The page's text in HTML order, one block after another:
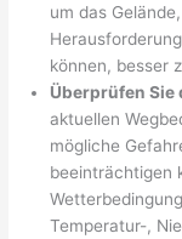
um das
können, besser
Überprüfen Sie
aktuellen
mögliche
beeinträchtigen
Temperatur-,